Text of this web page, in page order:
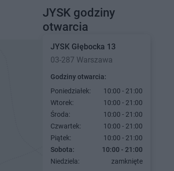
JYSK godziny
otwarcia
JYSK Głębocka 13
03-287 Warszawa
Godziny otwarcia:
Poniedziałek:
10:00 - 21:00
Wtorek:
10:00 - 21:00
Środa:
10:00 - 21:00
Czwartek:
10:00 - 21:00
Piątek:
10:00 - 21:00
Sobota:
10:00 - 21:00
Niedziela:
zamknięte